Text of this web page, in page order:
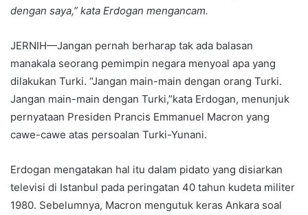
dengan saya,” kata Erdogan mengancam.
JERNIH—Jangan pernah berharap tak ada balasan
manakala seorang pemimpin negara menyoal apa yang
dilakukan Turki. “Jangan main-main dengan orang Turki.
Jangan main-main dengan Turki,”kata Erdogan, menunjuk
pernyataan Presiden Prancis Emmanuel Macron yang
cawe-cawe atas persoalan Turki-Yunani.
Erdogan mengatakan hal itu dalam pidato yang disiarkan
televisi di Istanbul pada peringatan 40 tahun kudeta militer
1980. Sebelumnya, Macron mengutuk keras Ankara soal